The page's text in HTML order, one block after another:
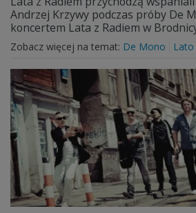
Andrzej Krzywy podczas próby De
koncertem Lata z Radiem w
Zobacz więcej na temat: De Mono